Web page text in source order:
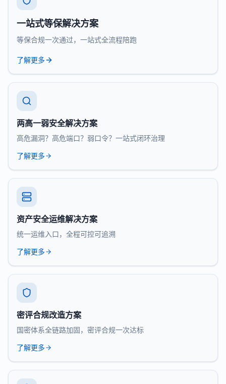
一站式等保解决方案
等保合规一次通过，一站式全流程陪跑
了解更多
两高一弱安全解决方案
高危漏洞？高危端口？弱口令？一站式闭环治理
了解更多
资产安全运维解决方案
统一运维入口，全程可控可追溯
了解更多
密评合规改造方案
国密体系全链路加固，密评合规一次达标
了解更多